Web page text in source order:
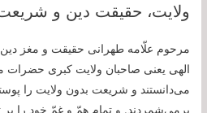
ولایت، حقیقت دین و
مرحوم علّامه طهرانى حقيقت و مغز دين
الهى يعنى صاحبان ولايت كبرى حضرات
می‏‌دانستند و شريعت بدون ولايت را
برمی‌شمردند. و تمام همّ و غمّ خود را بر